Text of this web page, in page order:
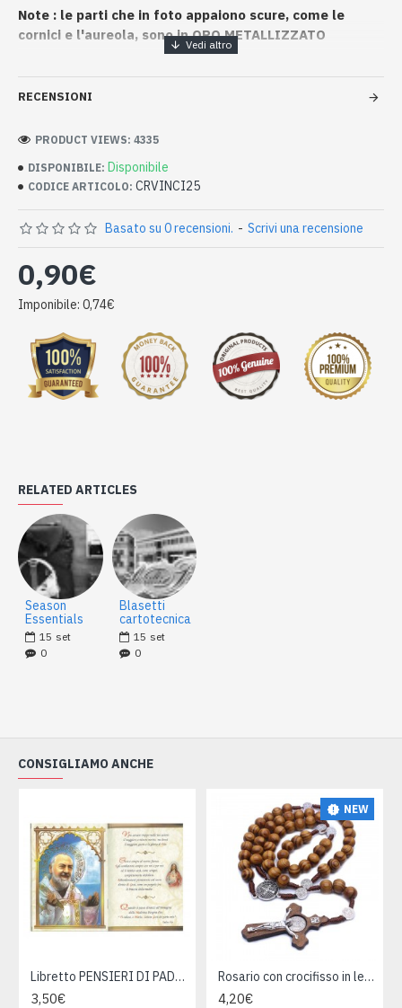
Note : le parti che in foto appaiono scure, come le
cornici e l'aureola, sono in ORO METALLIZZATO
RECENSIONI
DISPONIBILE: Disponibile
CODICE ARTICOLO: CRVINCI25
PRODUCT VIEWS: 4335
Basato su 0 recensioni. - Scrivi una recensione
0,90€
Imponibile: 0,74€
RELATED ARTICLES
Season
Essentials
15 set
0
Blasetti
cartotecnica
15 set
0
CONSIGLIAMO ANCHE
Libretto PENSIERI DI PADRE PIO
3,50€
NEW
Rosario con crocifisso in legno
4,20€